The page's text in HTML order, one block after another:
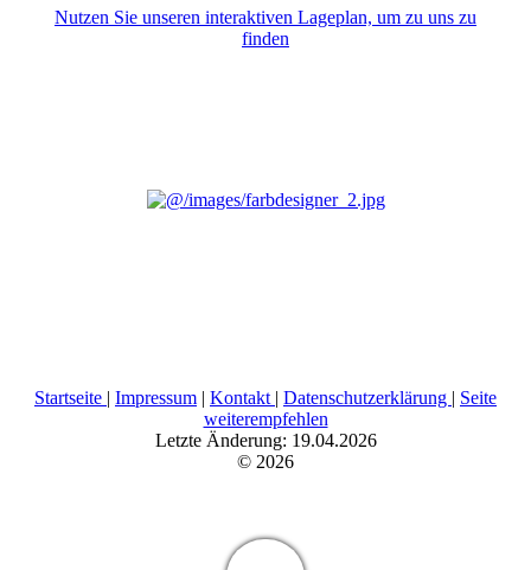
Nutzen Sie unseren interaktiven La­ge­plan, um zu uns zu
finden
Startseite | Impressum | Kontakt | Datenschutzerklärung | Seite
weiterempfehlen
Letzte Änderung: 19.04.2026
© 2026